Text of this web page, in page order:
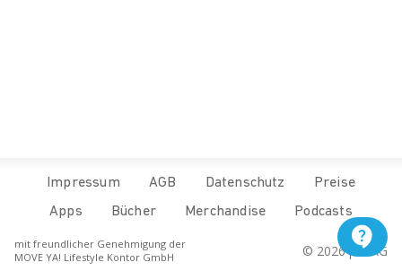
Impressum AGB Datenschutz
Preise
Apps
Bücher Merchandise Podcasts
mit freundlicher Genehmigung der
MOVE YA! Lifestyle Kontor GmbH
© 2026 pur.AG